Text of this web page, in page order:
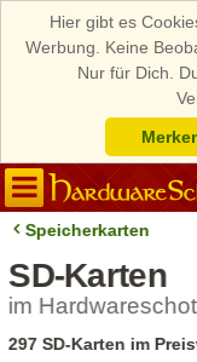
Hier gibt es
Werbung. Keine
Nur für Dich.
Speicherkarten
SD-Karten
im
297 SD-Karten im